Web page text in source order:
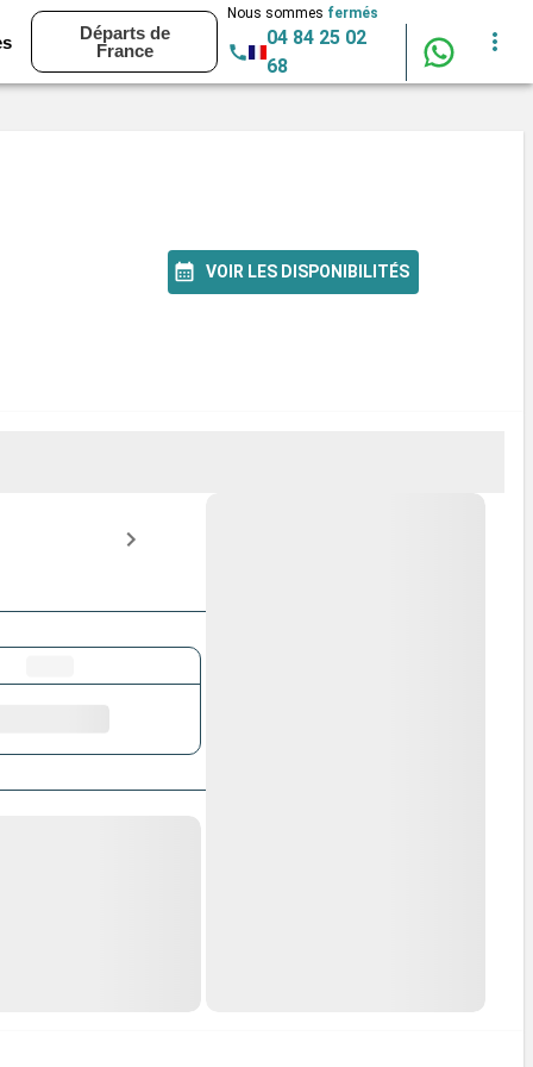
Départs de
France
Nous sommes fermés
04 84 25 02
68
VOIR LES DISPONIBILITÉS